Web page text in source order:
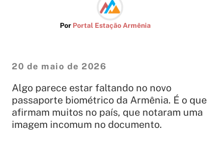
Por Portal Estação Armênia
20 de maio de 2026
Algo parece estar faltando no novo
passaporte biométrico da Armênia. É o que
afirmam muitos no país, que notaram uma
imagem incomum no documento.